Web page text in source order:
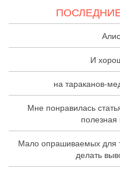
И
на тараканов-
Мне понравилась
полезная
Мало опрашиваемых для
делать